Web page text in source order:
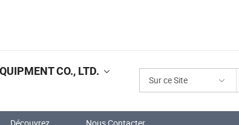
Sur ce Site
CO., LTD.